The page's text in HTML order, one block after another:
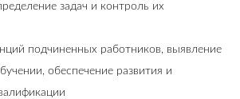
задач и контроль их
подчиненных работников, выявление
обеспечение развития и